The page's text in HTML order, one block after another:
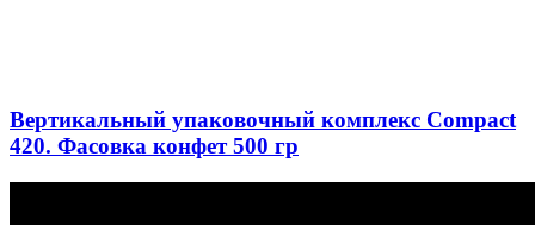
Вертикальный упаковочный комплекс Compact
420. Фасовка конфет 500 гр